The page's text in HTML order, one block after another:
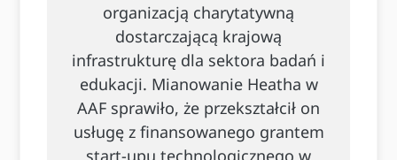
organizacją charytatywną
dostarczającą krajową
infrastrukturę dla sektora badań i
edukacji. Mianowanie Heatha w
AAF sprawiło, że przekształcił on
usługę z finansowanego grantem
start-upu technologicznego w